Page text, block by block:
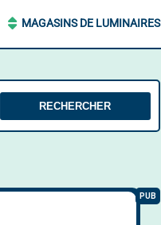
MAGASINS DE LUMINAIRES
RECHERCHER